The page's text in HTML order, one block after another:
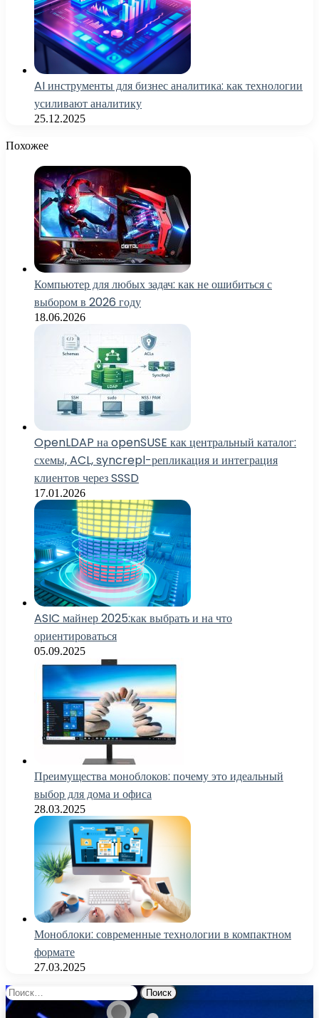
AI инструменты для бизнес аналитика: как технологии
усиливают аналитику
25.12.2025
Похожее
Компьютер для любых задач: как не ошибиться с
выбором в 2026 году
18.06.2026
OpenLDAP на openSUSE как центральный каталог:
схемы, ACL, syncrepl-репликация и интеграция
клиентов через SSSD
17.01.2026
ASIC майнер 2025:как выбрать и на что
ориентироваться
05.09.2025
Преимущества моноблоков: почему это идеальный
выбор для дома и офиса
28.03.2025
Моноблоки: современные технологии в компактном
формате
27.03.2025
Найти: